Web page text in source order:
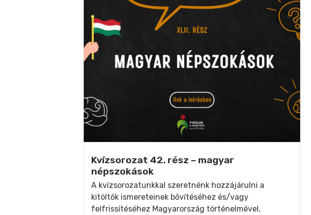
Kvízsorozat 42. rész – magyar
népszokások
A kvízsorozatunkkal szeretnénk hozzájárulni a
kitöltők ismereteinek bővítéséhez és/vagy
felfrissítéséhez Magyarország történelmével,